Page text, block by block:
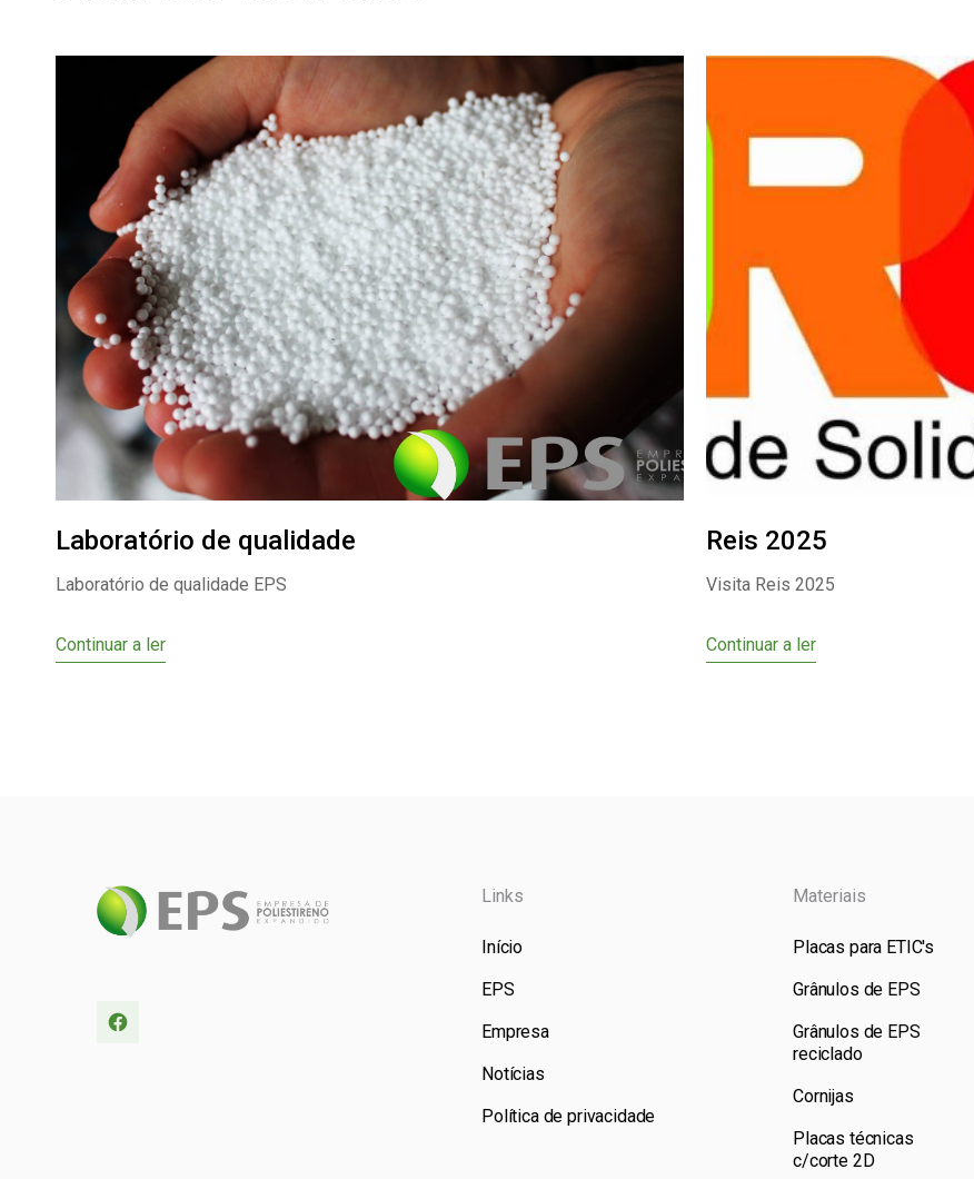
Laboratório de qualidade
Laboratório de qualidade EPS
Continuar a ler
Reis 2025
Visita Reis 2025
Continuar a ler
Links
Início
EPS
Empresa
Notícias
Política de privacidade
Materiais
Placas para ETIC's
Grânulos de EPS
Grânulos de EPS
reciclado
Cornijas
Placas técnicas
c/corte 2D